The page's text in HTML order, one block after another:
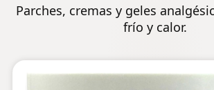
Parches, cremas y geles
frío y calor.